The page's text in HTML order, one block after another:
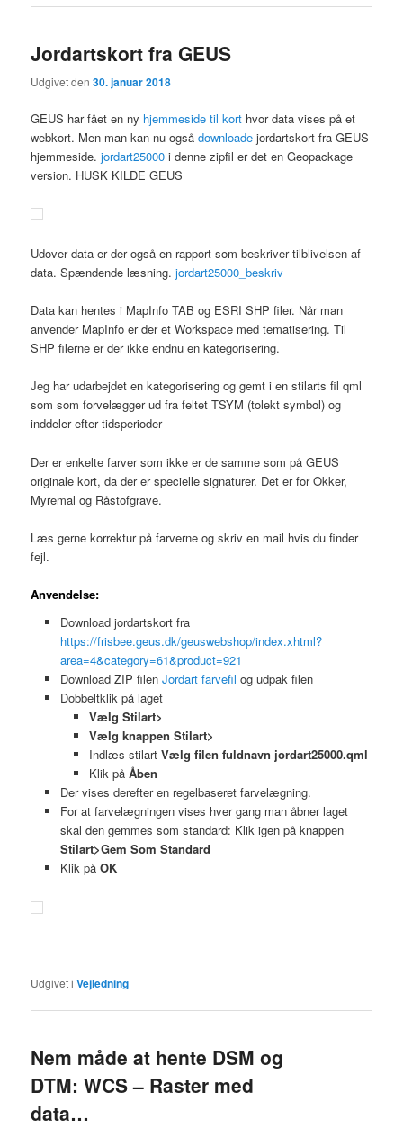
Jordartskort fra GEUS
Udgivet den30. januar 2018
GEUS har fået en ny hjemmeside til kort hvor data vises på et
webkort. Men man kan nu ogsådownloade jordartskort fra GEUS
hjemmeside.jordart25000 i denne zipfil er det en Geopackage
version. HUSK KILDE GEUS
Udover data er der også en rapport som beskriver tilblivelsen af
data. Spændende læsning.jordart25000_beskriv
Data kan hentes i MapInfo TAB og ESRI SHP filer. Når man
anvender MapInfo er der et Workspace med tematisering. Til
SHP filerne er der ikke endnu en kategorisering.
Jeg har udarbejdet en kategorisering og gemt i en stilarts fil qml
som som forvelægger ud fra feltet TSYM (tolekt symbol) og
inddeler efter tidsperioder
Der er enkelte farver som ikke er de samme som på GEUS
originale kort, da der er specielle signaturer. Det er for Okker,
Myremal og Råstofgrave.
Læs gerne korrektur på farverne og skriv en mail hvis du finder
fejl.
Anvendelse:
Download jordartskort fra
https://frisbee.geus.dk/geuswebshop/index.xhtml?
area=4&category=61&product=921
Download ZIP filen Jordart farvefil og udpak filen
Dobbeltklik på laget
Vælg Stilart>
Vælg knappen Stilart>
Indlæs stilart Vælg filen fuldnavn jordart25000.qml
Klik påÅben
Der vises derefter en regelbaseret farvelægning.
For at farvelægningen vises hver gang man åbner laget
skal den gemmes som standard: Klik igen på knappen
Stilart>Gem Som Standard
Klik på OK
Udgivet i Vejledning
Nem måde at hente DSM og
DTM: WCS – Raster med
data…